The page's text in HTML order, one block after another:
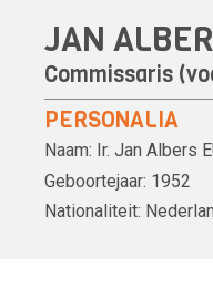
JAN
Commissaris
PERSONALIA
Naam: Ir. Jan Albers
Geboortejaar: 1952
Nationaliteit: